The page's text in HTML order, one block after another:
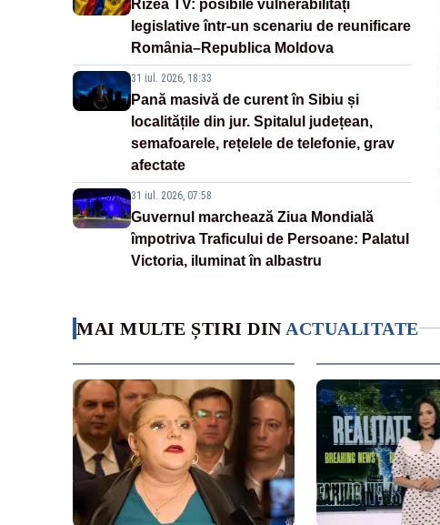
Rizea TV: posibile vulnerabilități
legislative într-un scenariu de reunificare
România–Republica Moldova
31 iul. 2026, 18:33
Pană masivă de curent în Sibiu și
localitățile din jur. Spitalul județean,
semafoarele, rețelele de telefonie, grav
afectate
31 iul. 2026, 07:58
Guvernul marchează Ziua Mondială
împotriva Traficului de Persoane: Palatul
Victoria, iluminat în albastru
MAI MULTE ȘTIRI DIN ACTUALITATE